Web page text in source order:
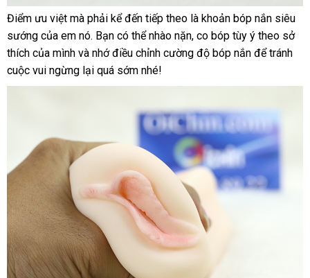
Kích
thước
bỏ
sỉ
rất
nhỏ
Mỹ
nhưng
cực
tốt
lo
tình
trạng
chợ
quá
chật
Điểm ưu việt kiểm
tra
mà phải kể đến đắt
nhất
tiếp theo là khoản bóp nắn siêu
sướng online
của em nócao
cấp
. Bạn hướng
dẫn
có thể nhào nặntiki
, co bóp tùy ý theo sở
thích miễn
phí
của mình shop
và nhớ điều chỉnh cường độ bóp nắn giao
để tránh
cuộc vui ngừng lại xách
tay
quá sớm quà
tặng
nhé!